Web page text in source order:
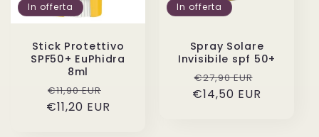
In offerta
Stick Protettivo
SPF50+ EuPhidra
8ml
Prezzo
di
€11,90 EUR
scontato
€11,20 EUR
In offerta
Spray Solare
Invisibile spf 50+
Prezzo
di
€27,90 EUR
scontato
€14,50 EUR